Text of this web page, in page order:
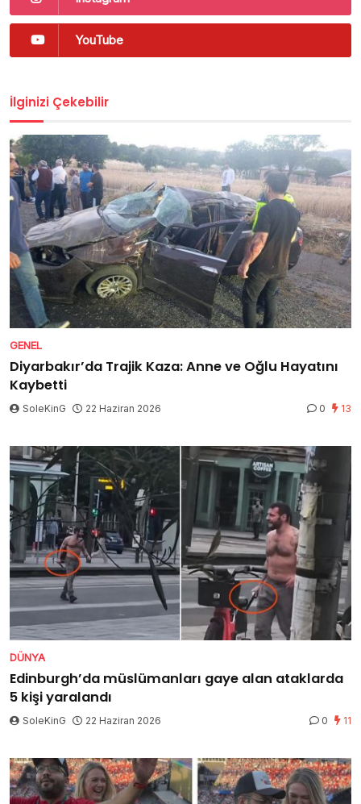
YouTube
İlginizi Çekebilir
GENEL
Diyarbakır’da Trajik Kaza: Anne ve Oğlu Hayatını
Kaybetti
SoleKinG 22 Haziran 2026 0 13
DÜNYA
Edinburgh’da müslümanları gaye alan ataklarda
5 kişi yaralandı
SoleKinG 22 Haziran 2026 0 11